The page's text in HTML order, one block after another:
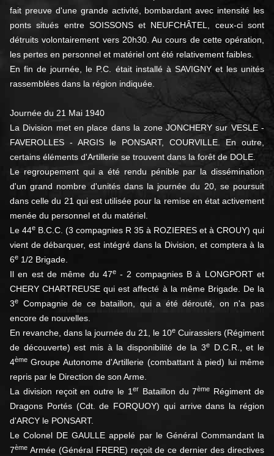
fait preuve d'une grande activité, bombardant avec intensité les
ponts situés entre SOISSONS et NEUFCHÂTEL, ceux-ci sont
détruits volontairement vers 20h30. Au cours de cette opération,
les pertes en personnel et matériel ont été relativement faibles.
En fin de journée, le P.C. était installé à SAVIGNY et les unités
rassemblées dans la région indiquée.
Journée du 21 Mai 1940
La Division met en place dans la zone JONCHERY sur VESLE -
FAVEROLLES - ARGIS le PONSART, COURVILLE. En outre,
certains éléments d'Artillerie se trouvent dans la forêt de DOLE.
Le regroupement qui a été rendu pénible par la dissémination
d'un grand nombre d'unités dans la journée du 20, se poursuit
dans celle du 21 qui est utilisée pour la remise en état activement
menée du personnel et du matériel.
Le 44e B.C.C. (3 compagnies R 35 à ROZIERES et à CROUY) qui
vient de débarquer, est intégré dans la Division, et comptera à la
6e 1/2 Brigade.
Il en est de même du 47e- 2 compagnies B à LONGPORT et
CHERY CHARTREUSE qui est affecté à la même Brigade. De la
3e
Compagnie de ce bataillon, qui a été dérouté, on n'a pas
encore de nouvelles.
En revanche, dans la journée du 21, le 10e Cuirassiers (Régiment
de découverte) est mis à la disponibilité de la 3e
D.C.R., et le
4ème Groupe Autonome d'Artillerie (combattant à pied) lui même
repris par le Direction de son Arme.
La division reçoit en outre le 1 erBataillon du 7ème Régiment de
Dragons Portés (Cdt. de FORQUOY) qui arrive dans la région
d'ARCY le PONSART.
Le Colonel DE GAULLE appelé par le Général Commandant la
7ème Armée (Général FRERE) reçoit de ce dernier des directives